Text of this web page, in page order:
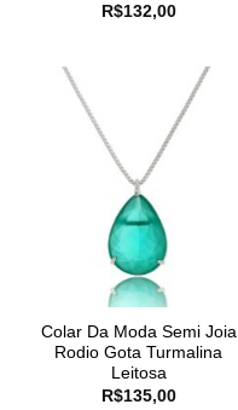
R$132,00
Colar Da Moda Semi Joia
Rodio Gota Turmalina
Leitosa
R$135,00